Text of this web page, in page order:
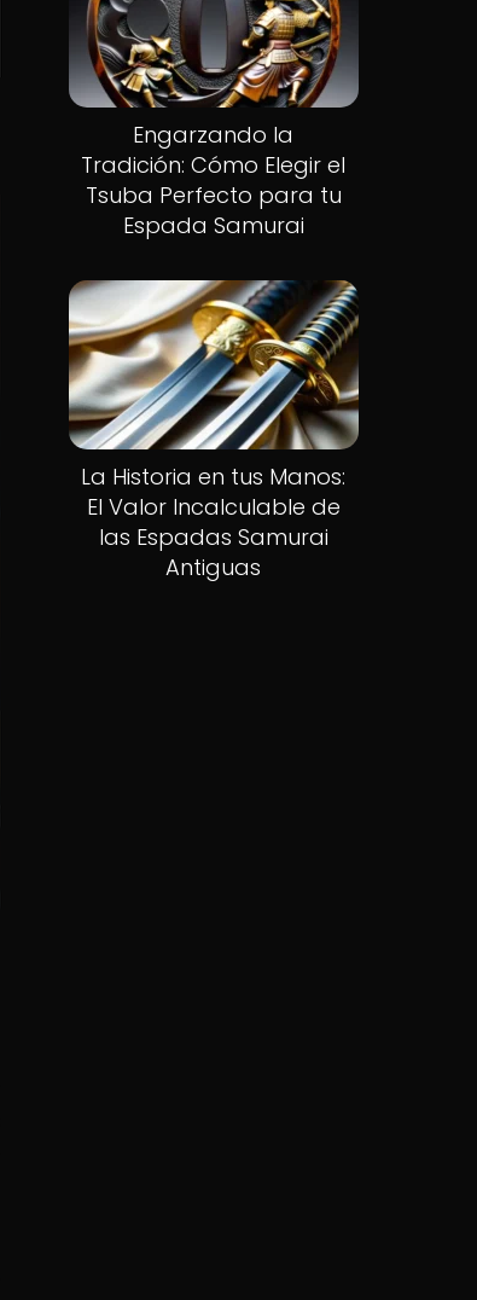
Engarzando la
Tradición: Cómo Elegir el
Tsuba Perfecto para tu
Espada Samurai
La Historia en tus Manos:
El Valor Incalculable de
las Espadas Samurai
Antiguas